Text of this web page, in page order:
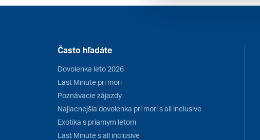
Často hľadáte
Dovolenka leto 2026
Last Minute pri mori
Poznávacie zájazdy
Najlacnejšia dovolenka pri mori s all inclusive
Exotika s priamym letom
Last Minute s all inclusive